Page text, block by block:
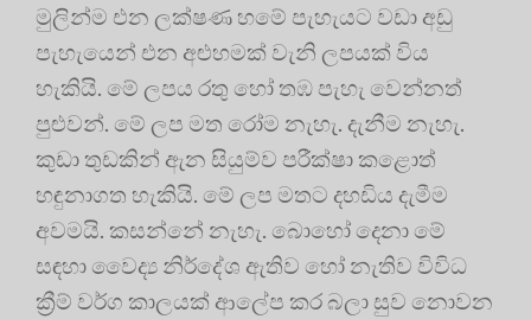
මුලින්ම එන ලක්ෂණ හමේ පැහැයට වඩා අඩු
පැහැයෙන් එන අළුහමක් වැනි ලපයක් විය
හැකියි. මේ ලපය රතු හෝ තඹ පැහැ වෙන්නත්
පුළුවන්. මේ ලප මත රෝම නැහැ. දැනීම නැහැ.
කුඩා තුඩකින් ඇන සියුම්ව පරීක්ෂා කළොත්
හඳුනාගත හැකියි. මේ ලප මතට දහඩිය දැමීම
අවමයි. කසන්නේ නැහැ. බොහෝ දෙනා මේ
සඳහා වෛද්‍ය නිර්දේශ ඇතිව හෝ නැතිව විවිධ
ක්‍රීම් වර්ග කාලයක් ආලේප කර බලා සුව නොවන